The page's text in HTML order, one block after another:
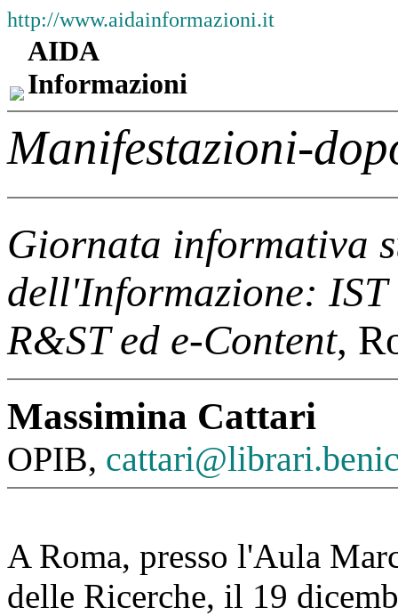
http://www.aidainformazioni.it
AIDA
Informazioni
Manifestazioni-
Giornata informativa
dell'Informazione:
R&ST ed e-Content,
Massimina Cattari
OPIB,
A Roma, presso l'Aula
delle Ricerche, il 19